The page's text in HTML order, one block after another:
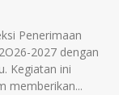
Penerimaan
2027 dengan
Kegiatan ini
memberikan...